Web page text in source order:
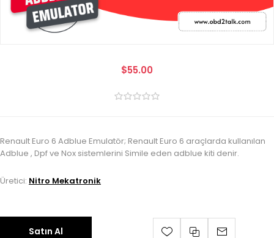
$55.00
Renault Euro 6 Adblue Emulatör; Renault Euro 6 araçlarda kullanılan
Adblue , Dpf ve Nox sistemlerini Simile eden adblue kiti denir.
Üretici: Nitro Mekatronik
Satın Al